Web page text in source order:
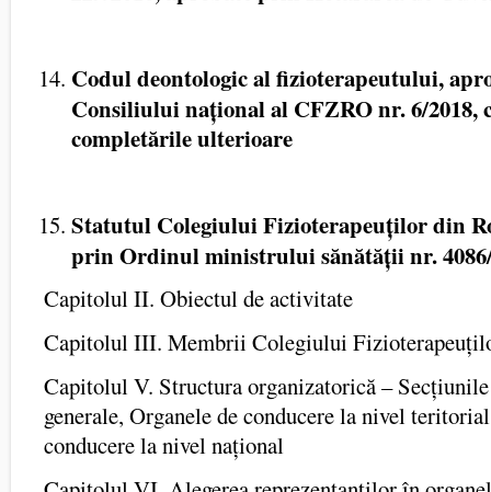
Codul deontologic al fizioterapeutului,
Consiliului național al CFZRO nr. 6/2018,
completările ulterioare
Statutul Colegiului Fizioterapeuților din
prin Ordinul ministrului sănătății nr.
Capitolul II. Obiectul de activitate
Capitolul III. Membrii Colegiului
Capitolul V. Structura organizatorică –
generale, Organele de conducere la nivel
conducere la nivel național